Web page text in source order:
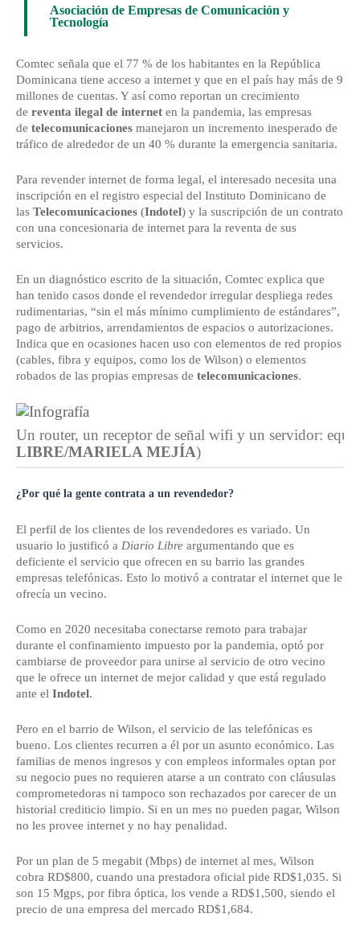
Asociación de Empresas de Comunicación y
Tecnología
Comtec señala que el 77 % de los habitantes en la República
Dominicana tiene acceso a internet y que en el país hay más de 9
millones de cuentas. Y así como reportan un crecimiento
de reventa ilegal de internet en la pandemia, las empresas
de telecomunicaciones manejaron un incremento inesperado de
tráfico de alrededor de un 40 % durante la emergencia sanitaria.
Para revender internet de forma legal, el interesado necesita una
inscripción en el registro especial del Instituto Dominicano de
las Telecomunicaciones (Indotel) y la suscripción de un contrato
con una concesionaria de internet para la reventa de sus
servicios.
En un diagnóstico escrito de la situación, Comtec explica que
han tenido casos donde el revendedor irregular despliega redes
rudimentarias, “sin el más mínimo cumplimiento de estándares”,
pago de arbitrios, arrendamientos de espacios o autorizaciones.
Indica que en ocasiones hacen uso con elementos de red propios
(cables, fibra y equipos, como los de Wilson) o elementos
robados de las propias empresas de telecomunicaciones.
Un router, un receptor de señal wifi y un servidor:
LIBRE/MARIELA MEJÍA)
¿Por qué la gente contrata a un revendedor?
El perfil de los clientes de los revendedores es variado. Un
usuario lo justificó a Diario Libre argumentando que es
deficiente el servicio que ofrecen en su barrio las grandes
empresas telefónicas. Esto lo motivó a contratar el internet que le
ofrecía un vecino.
Como en 2020 necesitaba conectarse remoto para trabajar
durante el confinamiento impuesto por la pandemia, optó por
cambiarse de proveedor para unirse al servicio de otro vecino
que le ofrece un internet de mejor calidad y que está regulado
ante el Indotel.
Pero en el barrio de Wilson, el servicio de las telefónicas es
bueno. Los clientes recurren a él por un asunto económico. Las
familias de menos ingresos y con empleos informales optan por
su negocio pues no requieren atarse a un contrato con cláusulas
comprometedoras ni tampoco son rechazados por carecer de un
historial crediticio limpio. Si en un mes no pueden pagar, Wilson
no les provee internet y no hay penalidad.
Por un plan de 5 megabit (Mbps) de internet al mes, Wilson
cobra RD$800, cuando una prestadora oficial pide RD$1,035. Si
son 15 Mgps, por fibra óptica, los vende a RD$1,500, siendo el
precio de una empresa del mercado RD$1,684.